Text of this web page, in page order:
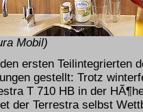
Mobil)
ersten Teilintegrierten
gestellt: Trotz
T 710 HB in der
der Terrestra selbst